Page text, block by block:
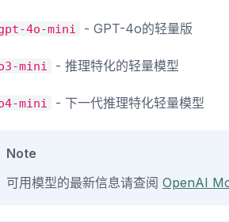
4o-mini - GPT-4o的轻量版
mini - 推理特化的轻量模型
mini - 下一代推理特化轻量模型
Note
可用模型的最新信息请查阅 OpenAI